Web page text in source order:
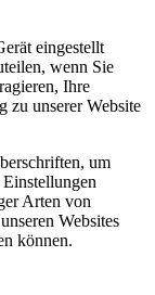
eingestellt
wenn Sie
Ihre
zu unserer Website
um
Arten von
Websites
können.